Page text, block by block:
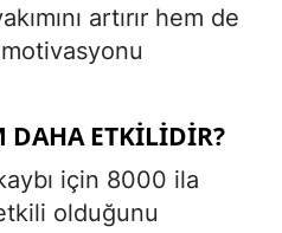
artırır hem de
DAHA ETKILIDIR?
için 8000 ila
olduğunu